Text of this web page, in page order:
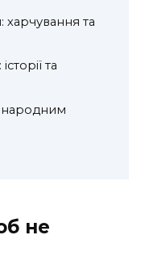
та
та
народним
не